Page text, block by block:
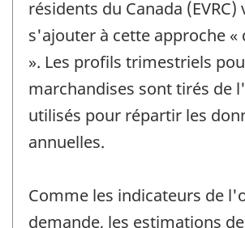
résidents du Canada
s'ajouter à cette approche «
». Les profils trimestriels
marchandises sont tirés de
utilisés pour répartir les
annuelles.
Comme les indicateurs de
demande, les estimations